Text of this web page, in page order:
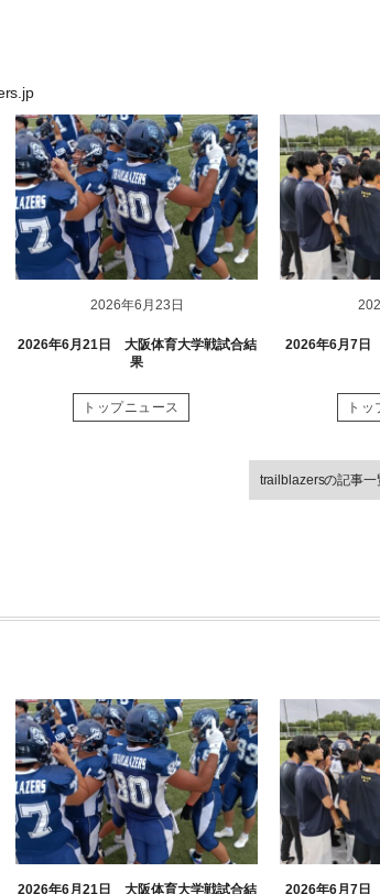
2026年6月23日
2026年6月21日 大阪体育大学戦試合結
果
トップニュース
2026年6月7日
トッ
trailblazersの記事一
2026年6月21日 大阪体育大学戦試合結
2026年6月7日